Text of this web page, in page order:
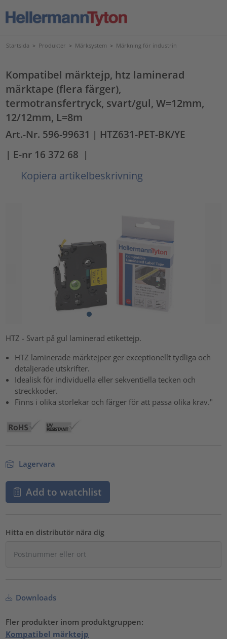
Startsida > Produkter > Märksystem > Märkning för industrin
Kompatibel märktejp, htz laminerad
märktape (flera färger),
termotransfertryck, svart/gul, W=12mm,
12/12mm, L=8m
Art.-Nr. 596-99631 | HTZ631-PET-BK/YE
| E-nr 16 372 68 |
Kopiera artikelbeskrivning
HTZ - Svart på gul laminerad etikettejp.
HTZ laminerade märktejper ger exceptionellt tydliga och
detaljerade utskrifter.
Idealisk för individuella eller sekventiella tecken och
streckkoder.
Finns i olika storlekar och färger för att passa olika krav."
Lagervara
Add to watchlist
Hitta en distributör nära dig
Downloads
Fler produkter inom produktgruppen:
Kompatibel märktejp